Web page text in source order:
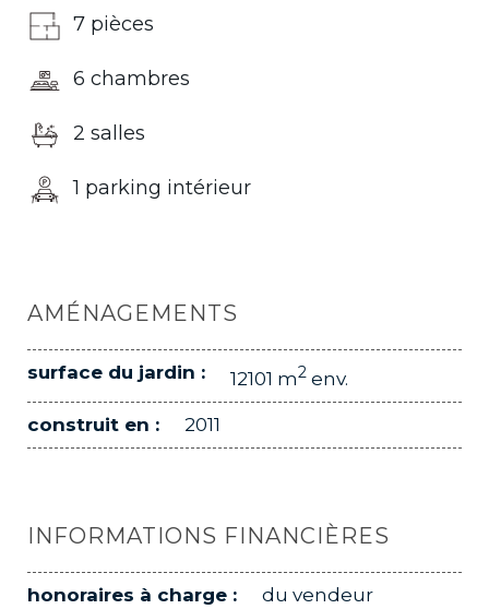
7 pièces
6 chambres
2 salles
1 parking intérieur
AMÉNAGEMENTS
surface du jardin : 12101 m2 env.
construit en : 2011
INFORMATIONS FINANCIÈRES
honoraires à charge : du vendeur